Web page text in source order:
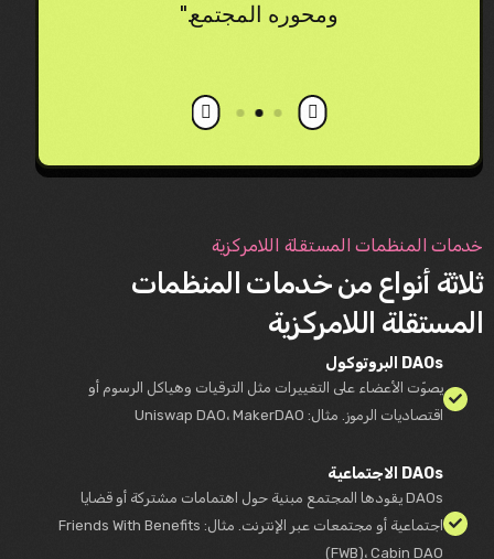
ومحوره المجتمع."
خدمات المنظمات المستقلة اللامركزية
ثلاثة أنواع من خدمات المنظمات
المستقلة اللامركزية
DAOs البروتوكول
يصوّت الأعضاء على التغييرات مثل الترقيات وهياكل الرسوم أو
اقتصاديات الرموز. مثال: Uniswap DAO، MakerDAO
DAOs الاجتماعية
DAOs يقودها المجتمع مبنية حول اهتمامات مشتركة أو قضايا
اجتماعية أو مجتمعات عبر الإنترنت. مثال: Friends With Benefits
(FWB)، Cabin DAO